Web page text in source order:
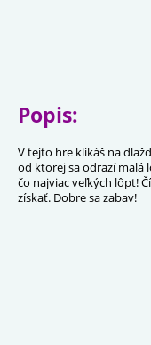
Popis:
V tejto hre klikáš na
od ktorej sa odrazí malá
čo najviac veľkých lôpt!
získať. Dobre sa zabav!